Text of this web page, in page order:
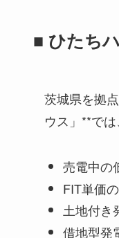
■ ひたち
茨城県を拠
ウス」**では、
売電中の
FIT単価
土地付き
借地型発